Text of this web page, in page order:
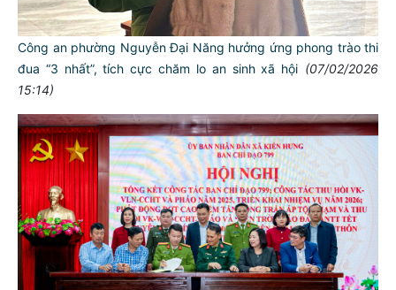
Công an phường Nguyễn Đại Năng hưởng ứng phong trào thi
đua “3 nhất”, tích cực chăm lo an sinh xã hội (07/02/2026
15:14)
NGƯỜI CÔNG AN CÁCH MỆNH LÀ:
Đối với tự mình, phải
CẦN, KIỆM, LIÊM, CHÍNH
Đối với đồng sự, phải
THÂN ÁI GIÚP ĐỠ
Đối với chính phủ, phải
TUYỆT ĐỐI TRUNG THÀNH